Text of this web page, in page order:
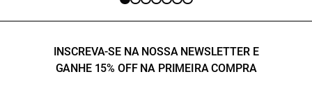
INSCREVA-SE NA NOSSA NEWSLETTER E
GANHE 15% OFF NA PRIMEIRA COMPRA